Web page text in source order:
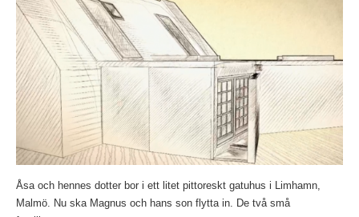
Åsa och hennes dotter bor i ett litet pittoreskt gatuhus i Limhamn,
Malmö. Nu ska Magnus och hans son flytta in. De två små